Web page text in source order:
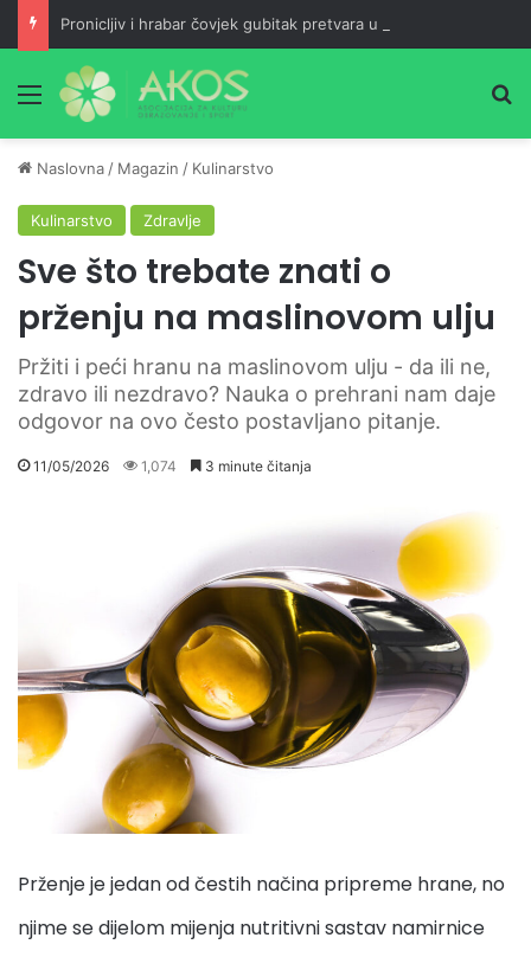
Meni
Naslovna / Magazin / Kulinarstvo
Kulinarstvo Zdravlje
Sve što trebate znati o
prženju na maslinovom ulju
Pržiti i peći hranu na maslinovom ulju - da ili ne,
zdravo ili nezdravo? Nauka o prehrani nam daje
odgovor na ovo često postavljano pitanje.
11/05/2026 1,074 3 minute čitanja
Prženje je jedan od čestih načina pripreme hrane, no
njime se dijelom mijenja nutritivni sastav namirnice